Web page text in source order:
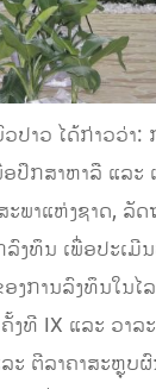
ປາວ ໄດ້ກ່າວວ່າ:
ປຶກສາຫາລື ແລະ
ະພາແຫ່ງຊາດ, ລັ
ງທຶນ ເພື່ອປະເມີ
ງການລົງທຶນໃນໄ
ທີ IX ແລະ ວາລ
ະ ຕີລາຄາສະຫຼຸບຜົ